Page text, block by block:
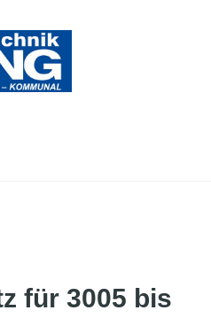
für 3005 bis